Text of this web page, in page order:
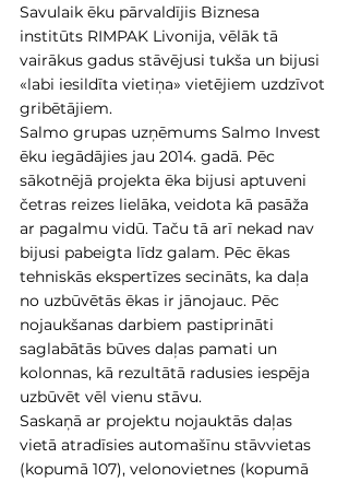
Savulaik ēku pārvaldījis Biznesa
institūts RIMPAK Livonija, vēlāk tā
vairākus gadus stāvējusi tukša un bijusi
«labi iesildīta vietiņa» vietējiem uzdzīvot
gribētājiem.
Salmo grupas uzņēmums Salmo Invest
ēku iegādājies jau 2014. gadā. Pēc
sākotnējā projekta ēka bijusi aptuveni
četras reizes lielāka, veidota kā pasāža
ar pagalmu vidū. Taču tā arī nekad nav
bijusi pabeigta līdz galam. Pēc ēkas
tehniskās ekspertīzes secināts, ka daļa
no uzbūvētās ēkas ir jānojauc. Pēc
nojaukšanas darbiem pastiprināti
saglabātās būves daļas pamati un
kolonnas, kā rezultātā radusies iespēja
uzbūvēt vēl vienu stāvu.
Saskaņā ar projektu nojauktās daļas
vietā atradīsies automašīnu stāvvietas
(kopumā 107), velonovietnes (kopumā